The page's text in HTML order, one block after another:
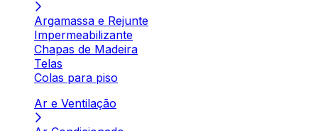
Argamassa e Rejunte
Impermeabilizante
Chapas de Madeira
Telas
Colas para piso
Ar e Ventilação